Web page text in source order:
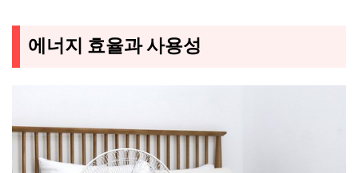
에너지 효율과 사용성